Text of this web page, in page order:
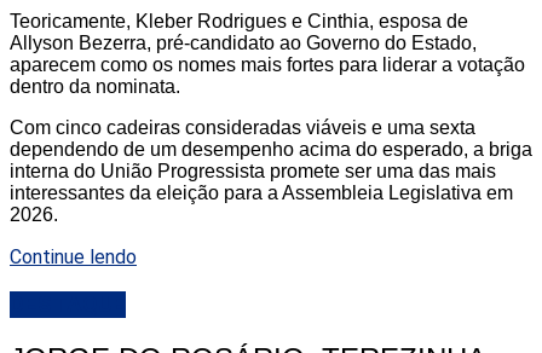
Teoricamente, Kleber Rodrigues e Cinthia, esposa de
Allyson Bezerra, pré-candidato ao Governo do Estado,
aparecem como os nomes mais fortes para liderar a votação
dentro da nominata.
Com cinco cadeiras consideradas viáveis e uma sexta
dependendo de um desempenho acima do esperado, a briga
interna do União Progressista promete ser uma das mais
interessantes da eleição para a Assembleia Legislativa em
2026.
Continue lendo